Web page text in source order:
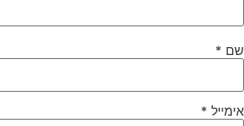
שם *
אימייל *